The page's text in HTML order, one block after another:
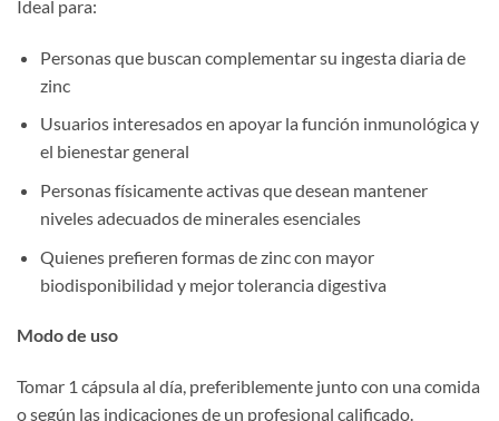
Ideal para:
Personas que buscan complementar su ingesta diaria de
zinc
Usuarios interesados en apoyar la función inmunológica y
el bienestar general
Personas físicamente activas que desean mantener
niveles adecuados de minerales esenciales
Quienes prefieren formas de zinc con mayor
biodisponibilidad y mejor tolerancia digestiva
Modo de uso
Tomar 1 cápsula al día, preferiblemente junto con una comida
o según las indicaciones de un profesional calificado.